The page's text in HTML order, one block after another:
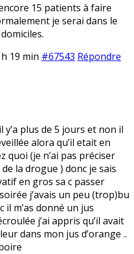
15 patients à faire
je serai dans le
19 min #67543 Répondre
plus de 5 jours et non il
alora qu’il etait en
quoi (je n’ai pas préciser
de la drogue ) donc je sais
en gros sa c passer
j’avais un peu (trop)bu
il m’as donné un jus
j’ai appris qu’il avait
dans mon jus d’orange ..